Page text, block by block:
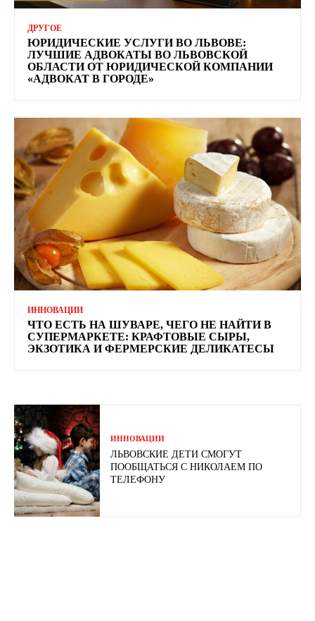
ДРУГОЕ
ЮРИДИЧЕСКИЕ УСЛУГИ ВО ЛЬВОВЕ:
ЛУЧШИЕ АДВОКАТЫ ВО ЛЬВОВСКОЙ
ОБЛАСТИ ОТ ЮРИДИЧЕСКОЙ КОМПАНИИ
«АДВОКАТ В ГОРОДЕ»
ИННОВАЦИИ
ЧТО ЕСТЬ НА ШУВАРЕ, ЧЕГО НЕ НАЙТИ В
СУПЕРМАРКЕТЕ: КРАФТОВЫЕ СЫРЫ,
ЭКЗОТИКА И ФЕРМЕРСКИЕ ДЕЛИКАТЕСЫ
ИННОВАЦИИ
ЛЬВОВСКИЕ ДЕТИ СМОГУТ
ПООБЩАТЬСЯ С НИКОЛАЕМ ПО
ТЕЛЕФОНУ